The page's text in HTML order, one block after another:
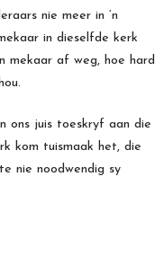
nie meer in ‘n
in dieselfde kerk
mekaar af weg, hoe hard
ons juis toeskryf aan die
kom tuismaak het, die
nie noodwendig sy